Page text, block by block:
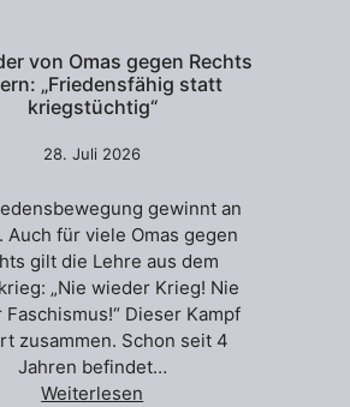
von Omas gegen Rechts
„Friedensfähig statt
kriegstüchtig“
28. Juli 2026
gewinnt an
Auch für viele Omas gegen
gilt die Lehre aus dem
„Nie wieder Krieg! Nie
Dieser Kampf
zusammen. Schon seit 4
Jahren befindet…
Weiterlesen